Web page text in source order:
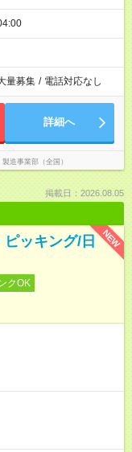
量募集 / 電話対応なし
詳細へ
造事業部（全国）
掲載日：2026.08.05
NEW
ピッキング/日
クOK